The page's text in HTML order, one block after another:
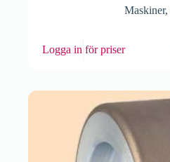
Maskiner,
Logga in för priser